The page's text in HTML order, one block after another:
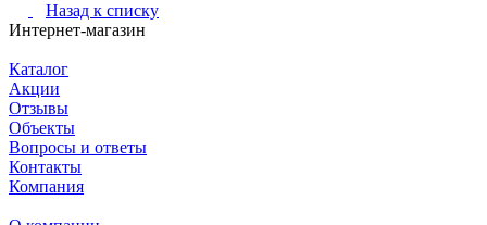
Назад к списку
Интернет-магазин
Каталог
Акции
Отзывы
Объекты
Вопросы и ответы
Контакты
Компания